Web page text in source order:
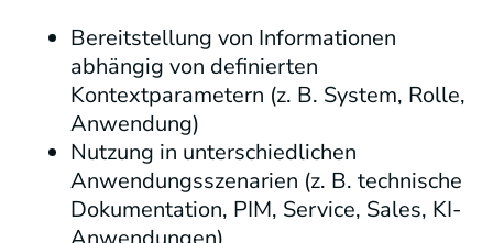
Bereitstellung von Informationen
abhängig von definierten
Kontextparametern (z. B. System, Rolle,
Anwendung)
Nutzung in unterschiedlichen
Anwendungsszenarien (z. B. technische
Dokumentation, PIM, Service, Sales, KI-